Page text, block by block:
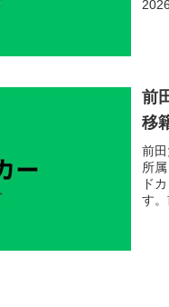
前
移
前
所
ド
す